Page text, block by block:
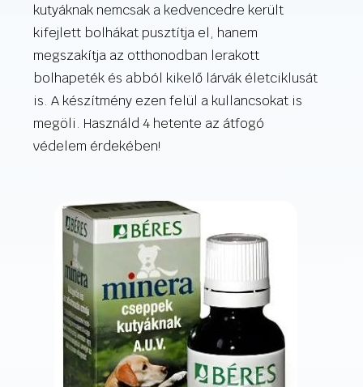
kutyáknak nemcsak a kedvencedre került
kifejlett bolhákat pusztítja el, hanem
megszakítja az otthonodban lerakott
bolhapeték és abból kikelő lárvák életciklusát
is. A készítmény ezen felül a kullancsokat is
megöli. Használd 4 hetente az átfogó
védelem érdekében!